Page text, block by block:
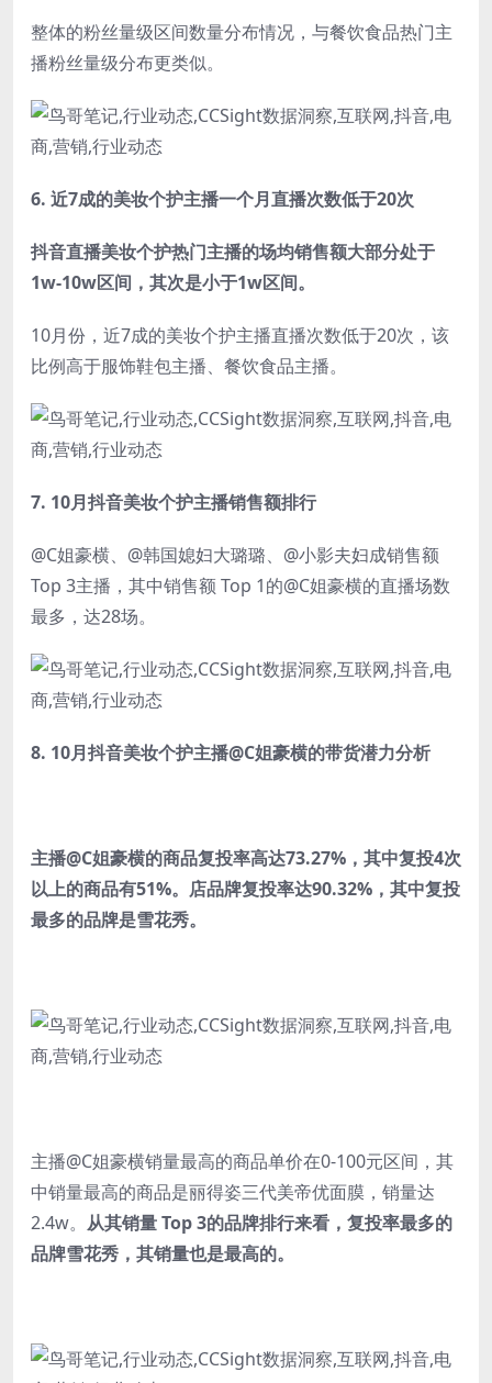
整体的粉丝量级区间数量分布情况，与餐饮食品热门主
播粉丝量级分布更类似。
6. 近7成的美妆个护主播一个月直播次数低于20次
抖音直播美妆个护热门主播的场均销售额大部分处于
1w-10w区间，其次是小于1w区间。
10月份，近7成的美妆个护主播直播次数低于20次，该
比例高于服饰鞋包主播、餐饮食品主播。
7. 10月抖音美妆个护主播销售额排行
@C姐豪横、@韩国媳妇大璐璐、@小影夫妇成销售额
Top 3主播，其中销售额 Top 1的@C姐豪横的直播场数
最多，达28场。
8. 10月抖音美妆个护主播@C姐豪横的带货潜力分析
主播@C姐豪横的商品复投率高达73.27%，其中复投4次
以上的商品有51%。店品牌复投率达90.32%，其中复投
最多的品牌是雪花秀。
主播@C姐豪横销量最高的商品单价在0-100元区间，其
中销量最高的商品是丽得姿三代美帝优面膜，销量达
2.4w。 从其销量 Top 3的品牌排行来看，复投率最多的
品牌雪花秀，其销量也是最高的。